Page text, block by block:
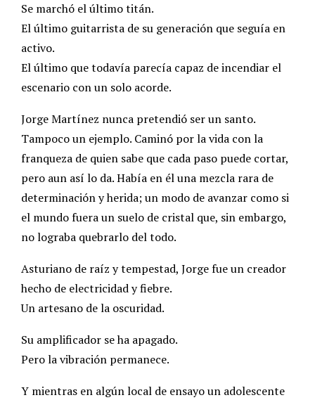
Se marchó el último titán.
El último guitarrista de su generación que seguía en
activo.
El último que todavía parecía capaz de incendiar el
escenario con un solo acorde.
Jorge Martínez nunca pretendió ser un santo.
Tampoco un ejemplo. Caminó por la vida con la
franqueza de quien sabe que cada paso puede cortar,
pero aun así lo da. Había en él una mezcla rara de
determinación y herida; un modo de avanzar como si
el mundo fuera un suelo de cristal que, sin embargo,
no lograba quebrarlo del todo.
Asturiano de raíz y tempestad, Jorge fue un creador
hecho de electricidad y fiebre.
Un artesano de la oscuridad.
Su amplificador se ha apagado.
Pero la vibración permanece.
Y mientras en algún local de ensayo un adolescente